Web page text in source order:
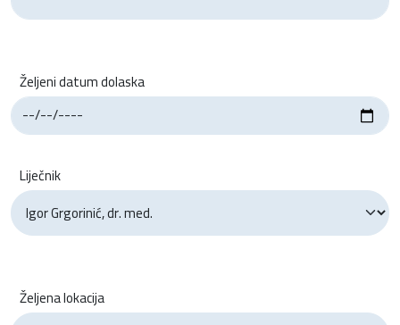
Željeni datum dolaska
Liječnik
Željena lokacija